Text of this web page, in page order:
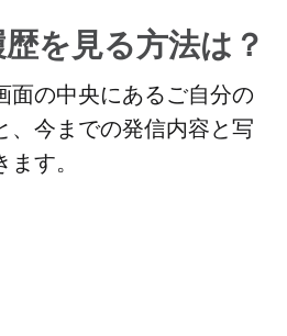
を見る方法は？
の中央にあるご自分の
、今までの発信内容と写
す。